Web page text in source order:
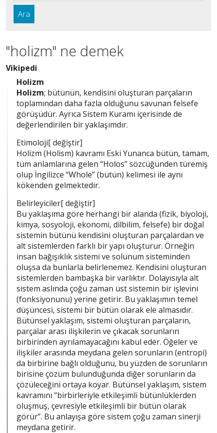
Ara
"holizm" ne demek
Vikipedi
Holizm
Holizm; bütünün, kendisini oluşturan parçaların
toplamından daha fazla olduğunu savunan felsefe
görüşüdür. Ayrıca Sistem Kuramı içerisinde de
değerlendirilen bir yaklaşımdır.
Etimoloji[ değiştir]
Holizm (Holism) kavramı Eski Yunanca bütün, tamam,
tüm anlamlarına gelen “Holos” sözcüğünden türemiş
olup İngilizce “Whole” (bütün) kelimesi ile aynı
kökenden gelmektedir.
Belirleyiciler[ değiştir]
Bu yaklaşıma göre herhangi bir alanda (fizik, biyoloji,
kimya, sosyoloji, ekonomi, dilbilim, felsefe) bir doğal
sistemin bütünü kendisini oluşturan parçalardan ve
alt sistemlerden farklı bir yapı oluşturur. Örneğin
insan bağışıklık sistemi ve solunum sisteminden
oluşsa da bunlarla belirlenemez. Kendisini oluşturan
sistemlerden bambaşka bir varlıktır. Dolayısıyla alt
sistem aslında çoğu zaman üst sistemin bir işlevini
(fonksiyonunu) yerine getirir. Bu yaklaşımın temel
düşüncesi, sistemi bir bütün olarak ele almasıdır.
Bütünsel yaklaşım, sistemi oluşturan parçaların,
parçalar arası ilişkilerin ve çıkacak sorunların
birbirinden ayrılamayacağını kabul eder. Öğeler ve
ilişkiler arasında meydana gelen sorunların (entropi)
da birbirine bağlı olduğunu, bu yüzden de sorunların
birisine çözüm bulunduğunda diğer sorunların da
çözüleceğini ortaya koyar. Bütünsel yaklaşım, sistem
kavramını “birbirleriyle etkileşimli bütünlüklerden
oluşmuş, çevresiyle etkileşimli bir bütün olarak
görür”. Bu anlayışa göre sistem çoğu zaman sinerji
meydana getirir.